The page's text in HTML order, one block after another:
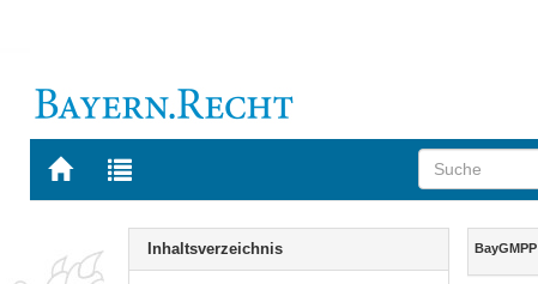
Zur
BAYERN.RECHT
Zur
letzten
Navigation
Inhaltsverzeichnis Inhalt
BayGMPP